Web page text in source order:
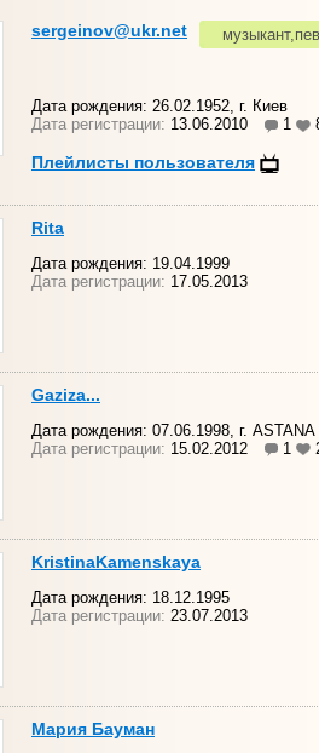
sergeinov@ukr.net
Дата рождения: 26.02.1952, г. Киев
Дата регистрации: 13.06.2010 1
Плейлисты пользователя
Rita
Дата рождения: 19.04.1999
Дата регистрации: 17.05.2013
Gaziza...
Дата рождения: 07.06.1998, г. ASTANA
Дата регистрации: 15.02.2012 1
KristinaKamenskaya
Дата рождения: 18.12.1995
Дата регистрации: 23.07.2013
Мария Бауман